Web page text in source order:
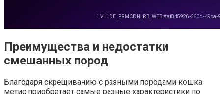
Преимущества и недостатки
смешанных пород
Благодаря скрещиванию с разными породами кошка
метис приобретает самые разные характеристики по